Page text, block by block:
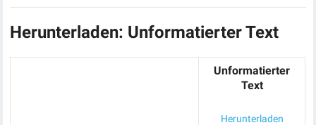
Herunterladen: Unformatierter Text
Unformatierter
Text
Herunterladen